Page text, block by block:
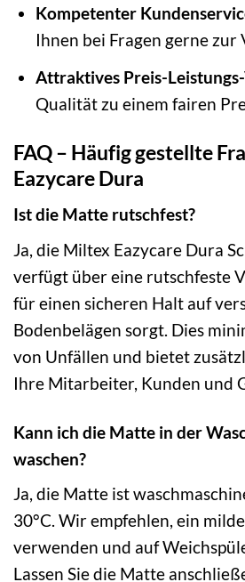
Kompetenter
Ihnen bei Fragen gerne zur
Attraktives Preis-
Qualität zu einem fairen
FAQ – Häufig gestellte
Eazycare Dura
Ist die Matte rutschfest?
Ja, die Miltex Eazycare Dura
verfügt über eine rutschfeste
für einen sicheren Halt auf
Bodenbelägen sorgt. Dies
von Unfällen und bietet
Ihre Mitarbeiter, Kunden und
Kann ich die Matte in der
waschen?
Ja, die Matte ist
30°C. Wir empfehlen, ein
verwenden und auf
Lassen Sie die Matte